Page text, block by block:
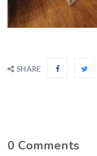
SHARE
0 Comments